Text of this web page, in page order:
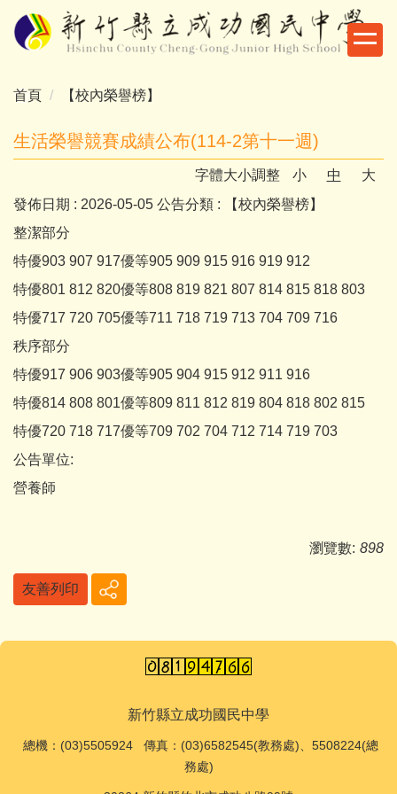
跳
到
內
區
首頁 【校內榮譽榜】
生活榮譽競賽成績公布(114-2第十一週)
字體大小調整 小 中
大
發佈日期 : 2026-05-05 公告分類 :
【校內榮譽榜】
整潔部分
特優903 907 917優等905 909 915 916 919 912
特優801 812 820優等808 819 821 807 814 815 818 803
特優717 720 705優等711 718 719 713 704 709 716
秩序部分
特優917 906 903優等905 904 915 912 911 916
特優814 808 801優等809 811 812 819 804 818 802 815
特優720 718 717優等709 702 704 712 714 719 703
公告單位:
營養師
瀏覽數: 898
友善列印
新竹縣立成功國民中學
總機：(03)5505924 傳真：(03)6582545(教務處)、5508224(總
務處)